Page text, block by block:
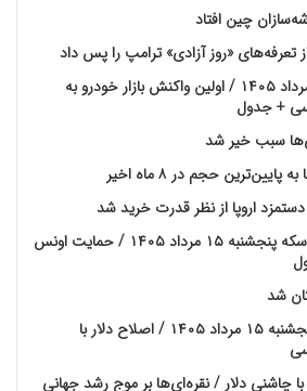
چین افتاد
قیمت خودرو امروز ۱۵ مرداد ۱۴۰۵ / اولین واکنش بازار خودرو به
+ جدول
سبب خیر شد
حجم در ۸ ماه اخیر
اروپا از نظر قدرت خرید شد
پیش‌ بینی قیمت طلا و سکه پنجشنبه ۱۵ مرداد ۱۴۰۵ / حمایت اونس
شد
پیش ‌بینی قیمت دلار پنجشنبه ۱۵ مرداد ۱۴۰۵ / اصلاح دلار با
دلار / نقره‌ای‌ها بر موج رشد جهانی